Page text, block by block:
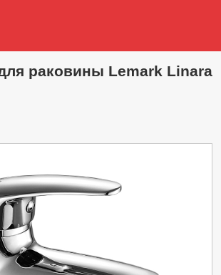
раковины Lemark Linara